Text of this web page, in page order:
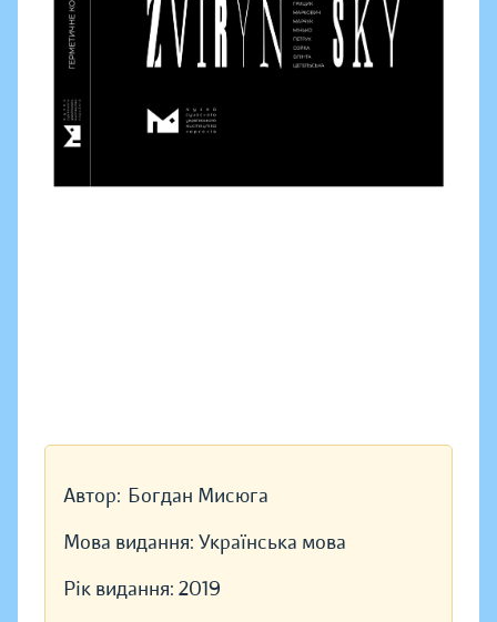
Автор: Богдан Мисюга
Мова видання: Українська мова
Рік видання: 2019